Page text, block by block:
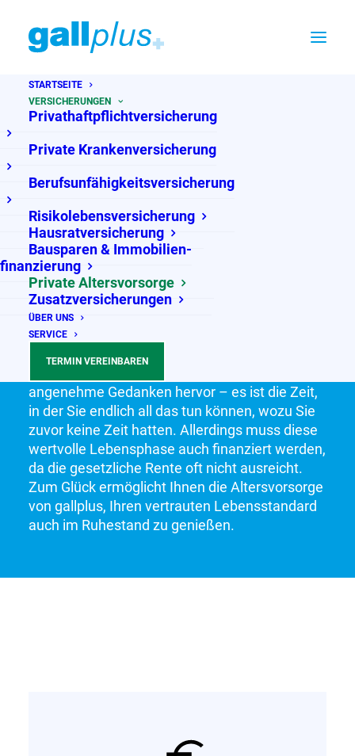
STARTSEITE
VERSICHERUNGEN
Privathaftpflicht­­versicherung
Private Kranken­versicherung
Berufsunfähigkeits­­versicherung
Risikolebens­versicherung
Hausrat­versicherung
Bausparen & Immobilien­
finanzierung
Private Altersvorsorge
Zusatzversicherungen
ÜBER UNS
SERVICE
TERMIN VEREINBAREN
Private Altersvorsorge
angenehme Gedanken hervor – es ist die Zeit,
in der Sie endlich all das tun können, wozu Sie
zuvor keine Zeit hatten. Allerdings muss diese
wertvolle Lebensphase auch finanziert werden,
da die gesetzliche Rente oft nicht ausreicht.
Zum Glück ermöglicht Ihnen die Altersvorsorge
von gallplus, Ihren vertrauten Lebensstandard
auch im Ruhestand zu genießen.